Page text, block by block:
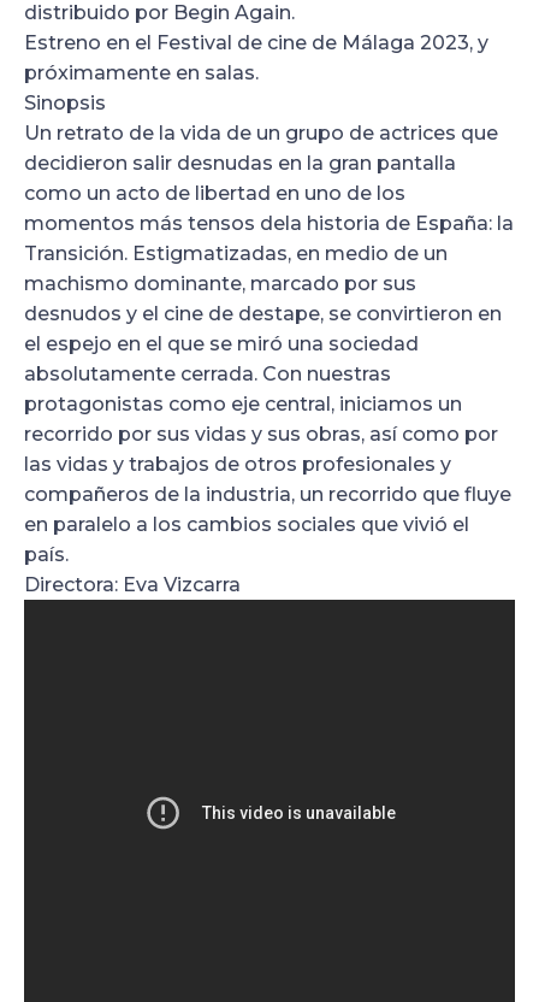
distribuido por Begin Again.
Estreno en el Festival de cine de Málaga 2023, y
próximamente en salas.
Sinopsis
Un retrato de la vida de un grupo de actrices que
decidieron salir desnudas en la gran pantalla
como un acto de libertad en uno de los
momentos más tensos dela historia de España: la
Transición. Estigmatizadas, en medio de un
machismo dominante, marcado por sus
desnudos y el cine de destape, se convirtieron en
el espejo en el que se miró una sociedad
absolutamente cerrada. Con nuestras
protagonistas como eje central, iniciamos un
recorrido por sus vidas y sus obras, así como por
las vidas y trabajos de otros profesionales y
compañeros de la industria, un recorrido que fluye
en paralelo a los cambios sociales que vivió el
país.
Directora: Eva Vizcarra